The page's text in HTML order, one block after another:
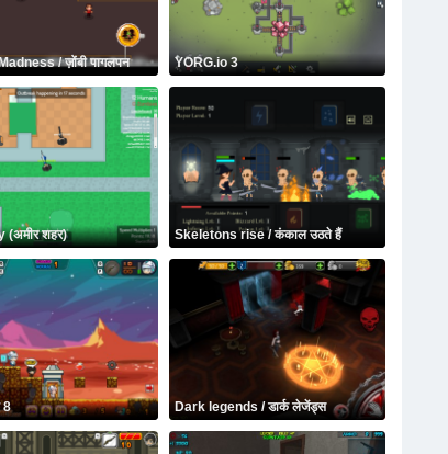
/ ज़ोंबी पागलपन YORG.io 3
(अमीर शहर) Skeletons rise / कंकाल उठते हैं
8 Dark legends / डार्क लेजेंड्स